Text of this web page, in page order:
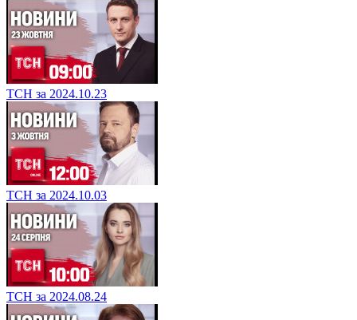
ТСН за 2024.10.23
ТСН за 2024.10.03
ТСН за 2024.08.24